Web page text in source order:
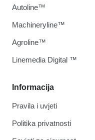
Informacija
Pravila i uvjeti
Politika privatnosti
Autoline™
Machineryline™
Agroline™
Linemedia Digital ™